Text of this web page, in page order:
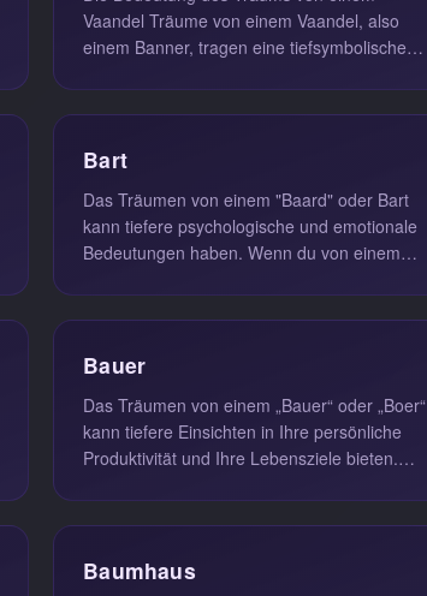
Vaandel Träume von einem Vaandel, also
einem Banner, tragen eine tiefsymbolische
Bart
Das Träumen von einem "Baard" oder Bart
kann tiefere psychologische und emotionale
Bedeutungen haben. Wenn du von einem
Bauer
Das Träumen von einem „Bauer“ oder „Boer“
kann tiefere Einsichten in Ihre persönliche
Produktivität und Ihre Lebensziele bieten.
Baumhaus